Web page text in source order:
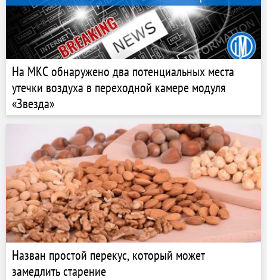
На МКС обнаружено два потенциальных места
утечки воздуха в переходной камере модуля
«Звезда»
Назван простой перекус, который может
замедлить старение